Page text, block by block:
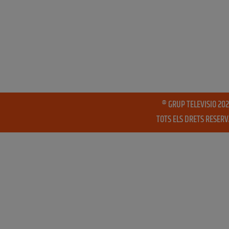
® GRUP TELEVISIO
TOTS ELS DRETS